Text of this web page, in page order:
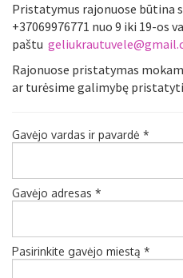
Pristatymus rajonuose būtina
+37069976771 nuo 9 iki 19-os
paštu
Rajonuose pristatymas
ar turėsime galimybę
Gavėjo vardas ir pavardė *
Gavėjo adresas *
Pasirinkite gavėjo miestą *